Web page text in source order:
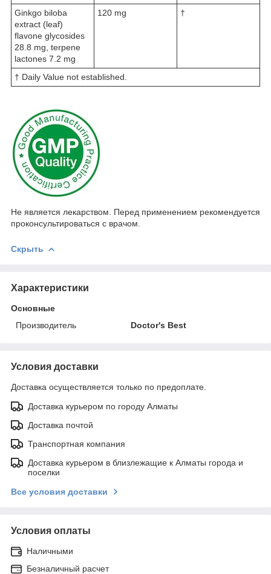
Ginkgo biloba
extract (leaf)
flavone glycosides
28.8 mg, terpene
lactones 7.2 mg
120 mg †
† Daily Value not established.
Не является лекарством. Перед применением рекомендуется
проконсультироваться с врачом.
Скрыть
Характеристики
Основные
Производитель
Doctor's Best
Условия доставки
Доставка осуществляется только по предоплате.
Доставка курьером по городу Алматы
Доставка почтой
Транспортная компания
Доставка курьером в близлежащие к Алматы города и
поселки
Все условия доставки
Условия оплаты
Наличными
Безналичный расчет